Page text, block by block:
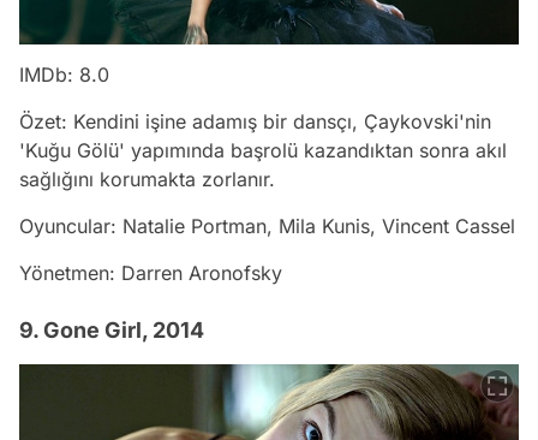
IMDb: 8.0
Özet: Kendini işine adamış bir dansçı, Çaykovski'nin
'Kuğu Gölü' yapımında başrolü kazandıktan sonra akıl
sağlığını korumakta zorlanır.
Oyuncular: Natalie Portman, Mila Kunis, Vincent Cassel
Yönetmen: Darren Aronofsky
9. Gone Girl, 2014